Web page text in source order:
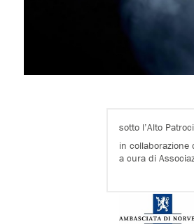
sotto l’Alto
in
a cura di